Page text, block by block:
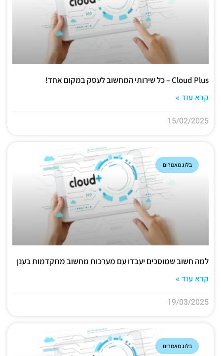
Cloud Plus – כל שירותי המחשוב לעסק במקום אחד!
קרא עוד »
15/02/2025
בלוג מאמרים
למה חשוב שמוסכים יעבדו עם מערכות מחשוב מתקדמות בענן
קרא עוד »
19/03/2025
בלוג מאמרים